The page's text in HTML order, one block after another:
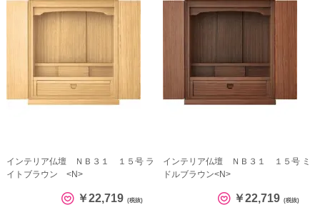
インテリア仏壇 ＮＢ３１ １５号 ラ
イトブラウン <N>
￥22,719 (税抜)
インテリア仏壇 ＮＢ３１ １５号 ミ
ドルブラウン<N>
￥22,719 (税抜)